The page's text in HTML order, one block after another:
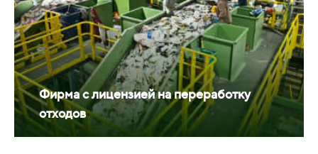
Фирма с лицензией на переработку
отходов